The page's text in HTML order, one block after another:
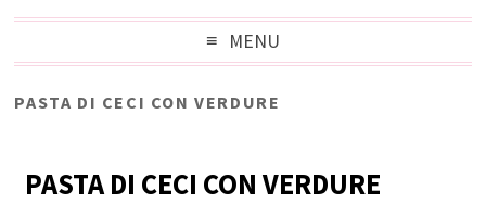
MENU
PASTA DI CECI CON VERDURE
PASTA DI CECI CON VERDURE